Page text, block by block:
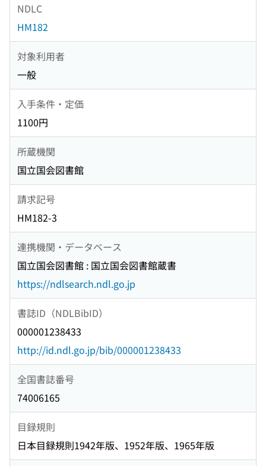
NDLC
HM182
対象利用者
一般
入手条件・定価
1100円
所蔵機関
国立国会図書館
請求記号
HM182-3
連携機関・データベース
国立国会図書館 : 国立国会図書館蔵書
https://ndlsearch.ndl.go.jp
書誌ID（NDLBibID）
000001238433
http://id.ndl.go.jp/bib/000001238433
全国書誌番号
74006165
目録規則
日本目録規則1942年版、1952年版、1965年版